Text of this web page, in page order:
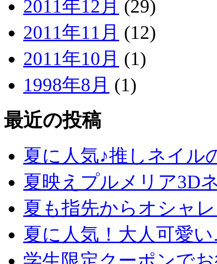
2011年12月 (29)
2011年11月 (12)
2011年10月 (1)
1998年8月 (1)
最近の投稿
夏に人気♪推しネイル
夏映えプルメリア3D
夏も指先からオシャ
夏に人気！大人可愛